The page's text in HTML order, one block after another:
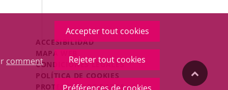
comment
Accepter tout cookies
Rejeter tout cookies
APLICACIÓN
EXTERNA.
APLICACIÓN
EXTERNA.
APLICACIÓN
EXTERNA.
Menú
Legal
Footer
ACCESIBILIDAD
MAPA WEB
CONDICIONES LEGALES
POLÍTICA DE COOKIES
PROTECCIÓN DE DATOS
"Volver